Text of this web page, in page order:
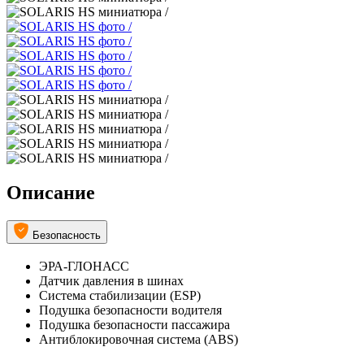
Описание
Безопасность
ЭРА-ГЛОНАСС
Датчик давления в шинах
Система стабилизации (ESP)
Подушка безопасности водителя
Подушка безопасности пассажира
Антиблокировочная система (ABS)